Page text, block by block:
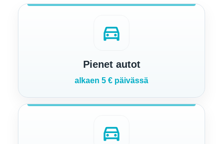
directions_car
Pienet autot
alkaen 5 € päivässä
directions_car